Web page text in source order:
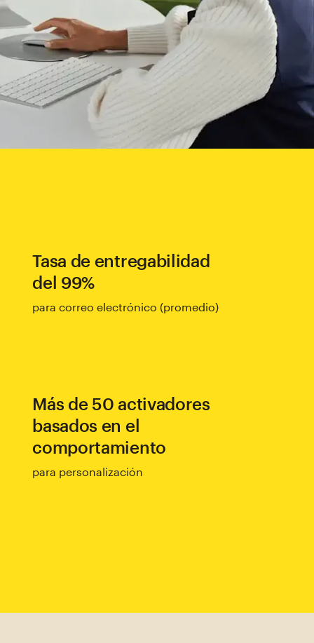
Tasa de entregabilidad
del 99%
para correo electrónico (promedio)
Más de 50 activadores
basados en el
comportamiento
para personalización